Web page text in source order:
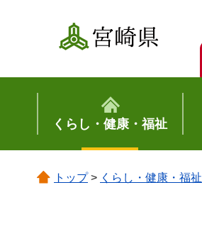
宮崎県
くらし・健康・福祉
トップ> くらし・健康・福祉